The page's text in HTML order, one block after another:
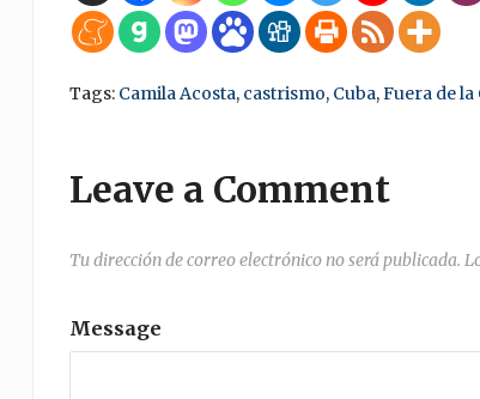
Tags: Camila Acosta, castrismo, Cuba,Fuera de la
Leave a Comment
Tu dirección de correo electrónico no será publicada.
Message